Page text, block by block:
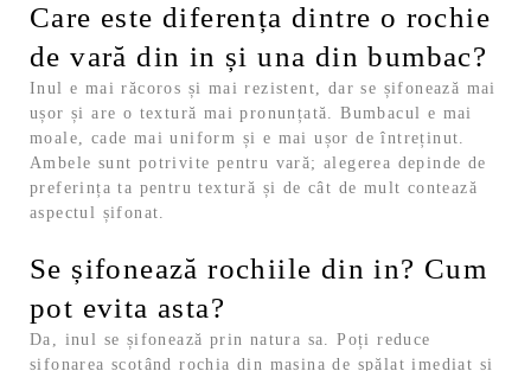
Care este diferența dintre o rochie
de vară din in și una din bumbac?
Inul e mai răcoros și mai rezistent, dar se șifonează mai
ușor și are o textură mai pronunțată. Bumbacul e mai
moale, cade mai uniform și e mai ușor de întreținut.
Ambele sunt potrivite pentru vară; alegerea depinde de
preferința ta pentru textură și de cât de mult contează
aspectul șifonat.
Se șifonează rochiile din in? Cum
pot evita asta?
Da, inul se șifonează prin natura sa. Poți reduce
șifonarea scoțând rochia din mașina de spălat imediat și